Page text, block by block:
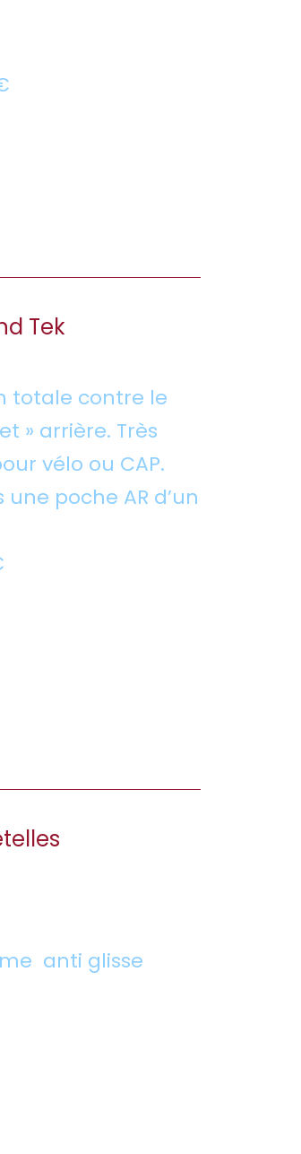
Tek
totale contre le
» arrière. Très
vélo ou CAP.
poche AR d’un
anti glisse